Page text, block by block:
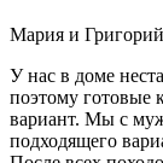
Мария и
У нас в доме
поэтому готовые
вариант. Мы с
подходящего